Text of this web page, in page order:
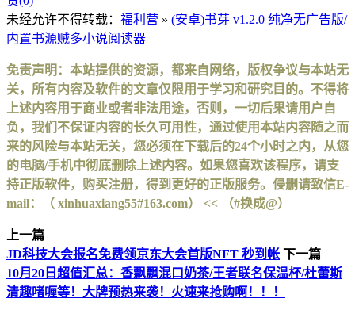
未经允许不得转载： 福利营 » (安卓)书芽 v1.2.0 纯净无广告版/
内置书源贼多小说阅读器
免责声明：本站提供的资源，都来自网络，版权争议与本站无
关，所有内容及软件的文章仅限用于学习和研究目的。不得将
上述内容用于商业或者非法用途，否则，一切后果请用户自
负，我们不保证内容的长久可用性，通过使用本站内容随之而
来的风险与本站无关，您必须在下载后的24个小时之内，从您
的电脑/手机中彻底删除上述内容。如果您喜欢该程序，请支
持正版软件，购买注册，得到更好的正版服务。侵删请致信E-
mail：（ xinhuaxiang55#163.com） << （#换成@）
上一篇
JD科技大会报名免费领京东大会首版NFT 秒到帐 下一篇
10月20日超值汇总：香飘飘混口奶茶/王者联名保温杯/杜蕾斯
清趣啫喱等！大牌预热来袭！火速来抢购啊！！！